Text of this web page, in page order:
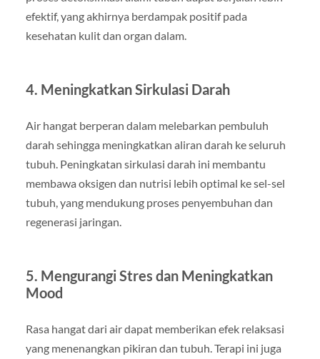
efektif, yang akhirnya berdampak positif pada
kesehatan kulit dan organ dalam.
4. Meningkatkan Sirkulasi Darah
Air hangat berperan dalam melebarkan pembuluh
darah sehingga meningkatkan aliran darah ke seluruh
tubuh. Peningkatan sirkulasi darah ini membantu
membawa oksigen dan nutrisi lebih optimal ke sel-sel
tubuh, yang mendukung proses penyembuhan dan
regenerasi jaringan.
5. Mengurangi Stres dan Meningkatkan
Mood
Rasa hangat dari air dapat memberikan efek relaksasi
yang menenangkan pikiran dan tubuh. Terapi ini juga